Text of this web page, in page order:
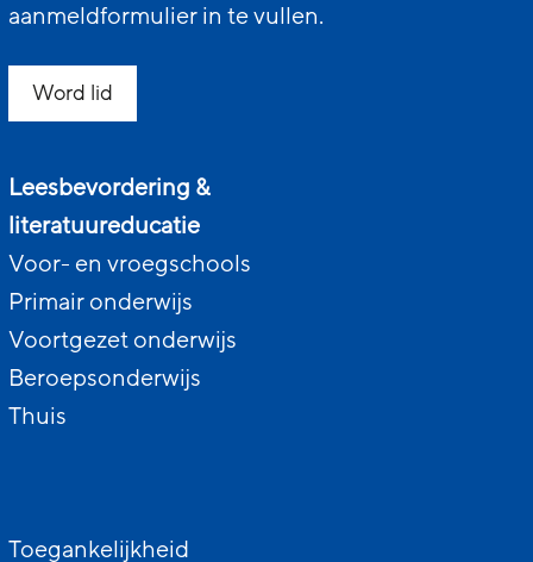
aanmeldformulier in te vullen.
Word lid
Leesbevordering &
literatuureducatie
Voor- en vroegschools
Primair onderwijs
Voortgezet onderwijs
Beroepsonderwijs
Thuis
Toegankelijkheid